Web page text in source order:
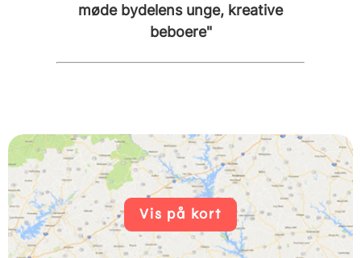
møde bydelens unge, kreative
beboere"
Vis på kort